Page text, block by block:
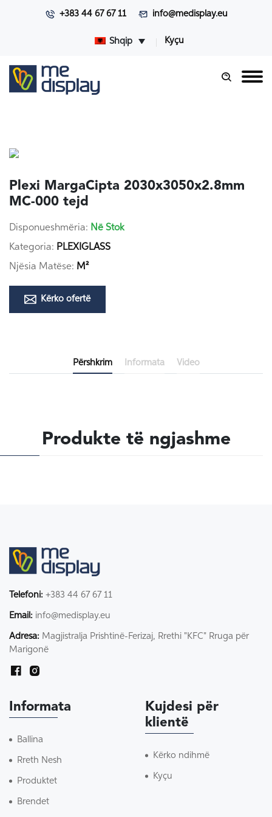
+383 44 67 67 11 info@medisplay.eu
Shqip Kyçu
Plexi MargaCipta 2030x3050x2.8mm
MC-000 tejd
Disponueshmëria: Në Stok
Kategoria: PLEXIGLASS
Njësia Matëse: M²
Kërko ofertë
Përshkrim Informata Video
Produkte të ngjashme
Telefoni: +383 44 67 67 11
Email: info@medisplay.eu
Adresa: Magjistralja Prishtinë-Ferizaj, Rrethi "KFC" Rruga për
Marigonë
Informata
Ballina
Rreth Nesh
Produktet
Brendet
Kujdesi për
klientë
Kërko ndihmë
Kyçu